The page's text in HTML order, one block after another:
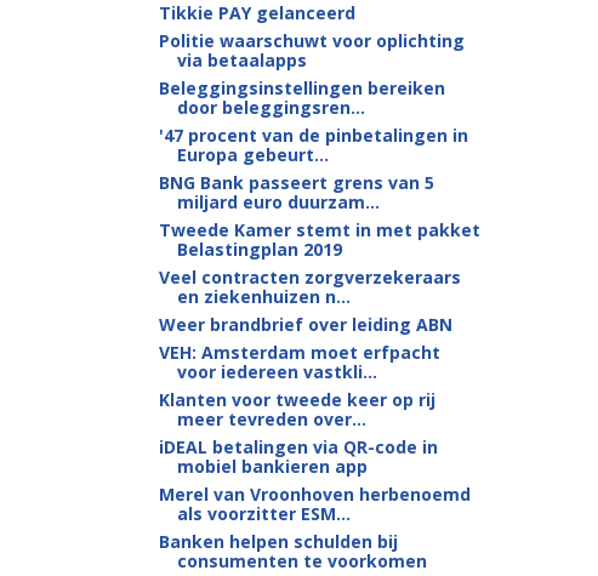
Tikkie PAY gelanceerd
Politie waarschuwt voor oplichting
via betaalapps
Beleggingsinstellingen bereiken
door beleggingsren...
'47 procent van de pinbetalingen in
Europa gebeurt...
BNG Bank passeert grens van 5
miljard euro duurzam...
Tweede Kamer stemt in met pakket
Belastingplan 2019
Veel contracten zorgverzekeraars
en ziekenhuizen n...
Weer brandbrief over leiding ABN
VEH: Amsterdam moet erfpacht
voor iedereen vastkli...
Klanten voor tweede keer op rij
meer tevreden over...
iDEAL betalingen via QR-code in
mobiel bankieren app
Merel van Vroonhoven herbenoemd
als voorzitter ESM...
Banken helpen schulden bij
consumenten te voorkomen